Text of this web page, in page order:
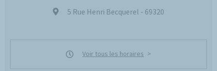
5 Rue Henri Becquerel - 69320
Voir tous les horaires